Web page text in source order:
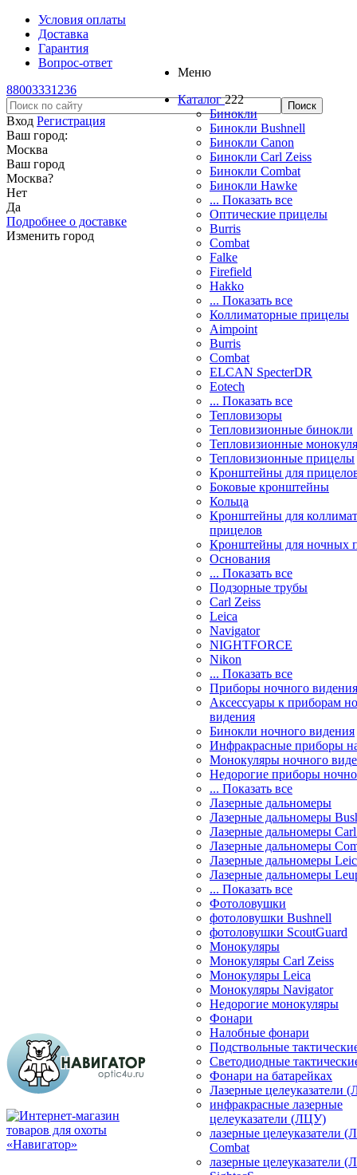
Условия оплаты
Доставка
Гарантия
Вопрос-ответ
88003331236
Вход Регистрация
Ваш город:
Москва
Ваш город
Москва?
Нет
Да
Подробнее о доставке
Изменить город
Меню
Каталог 222
Бинокли
Бинокли Bushnell
Бинокли Canon
Бинокли Carl Zeiss
Бинокли Combat
Бинокли Hawke
... Показать все
Оптические прицелы
Burris
Combat
Falke
Firefield
Hakko
... Показать все
Коллиматорные прицелы
Aimpoint
Burris
Combat
ELCAN SpecterDR
Eotech
... Показать все
Тепловизоры
Тепловизионные бинокли
Тепловизионные
Тепловизионные прицелы
Кронштейны для
Боковые кронштейны
Кольца
Кронштейны для
прицелов
Кронштейны для ночных
Основания
... Показать все
Подзорные трубы
Carl Zeiss
Leica
Navigator
NIGHTFORCE
Nikon
... Показать все
Приборы ночного видения
Аксессуары к приборам
видения
Бинокли ночного видения
Инфракрасные приборы
Монокуляры ночного
Недорогие приборы
... Показать все
Лазерные дальномеры
Лазерные дальномеры
Лазерные дальномеры
Лазерные дальномеры
Лазерные дальномеры
Лазерные дальномеры
... Показать все
Фотоловушки
фотоловушки Bushnell
фотоловушки ScoutGuard
Монокуляры
Монокуляры Carl Zeiss
Монокуляры Leica
Монокуляры Navigator
Недорогие монокуляры
Фонари
Налобные фонари
Подствольные
Светодиодные
Фонари на батарейках
Лазерные целеуказатели
инфракрасные лазерные
целеуказатели (ЛЦУ)
лазерные целеуказатели
Combat
лазерные целеуказатели